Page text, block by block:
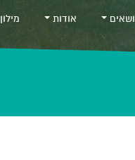
Search
אודות מילון